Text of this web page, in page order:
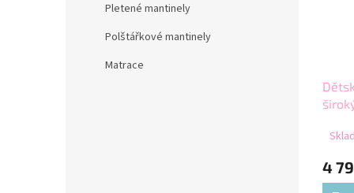
Pletené mantinely
Polštářkové mantinely
Matrace
4